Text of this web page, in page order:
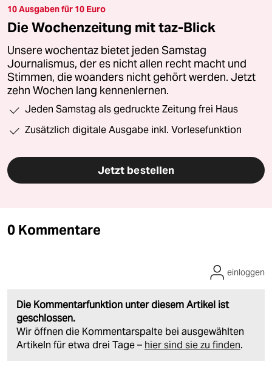
10 Ausgaben für 10 Euro
Die Wochenzeitung mit taz-Blick
Unsere wochentaz bietet jeden Samstag
Journalismus, der es nicht allen recht macht und
Stimmen, die woanders nicht gehört werden. Jetzt
zehn Wochen lang kennenlernen.
Jeden Samstag als gedruckte Zeitung frei Haus
Zusätzlich digitale Ausgabe inkl. Vorlesefunktion
Jetzt bestellen
0 Kommentare
Die Kommentarfunktion unter diesem Artikel ist
geschlossen.
Wir öffnen die Kommentarspalte bei ausgewählten
Artikeln für etwa drei Tage – hier sind sie zu finden.
einloggen